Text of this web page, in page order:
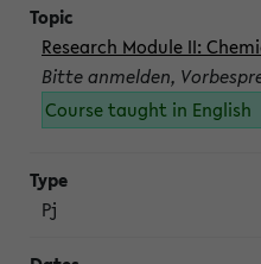
Research Module II:
Bitte anmelden,
Course taught in English
Pj